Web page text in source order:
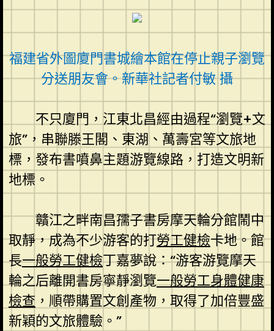
福建省外圖廈門書城繪本館在停止親子瀏覽
分送朋友會。新華社記者付敏 攝
不只廈門，江東北昌經由過程“瀏覽+文
旅”，串聯滕王閣、東湖、萬壽宮等文旅地
標，發布書噴鼻主題游覽線路，打造文明新
地標。
贛江之畔南昌孺子書房摩天輪分館鬧中
取靜，成為不少游客的打勞工健檢卡地。館
長一般勞工健檢丁嘉夢說：“游客游覽摩天
輪之后離開書房寧靜瀏覽一般勞工身體健康
檢查 ，順帶購置文創產物，取得了加倍豐盛
新穎的文旅體驗。”